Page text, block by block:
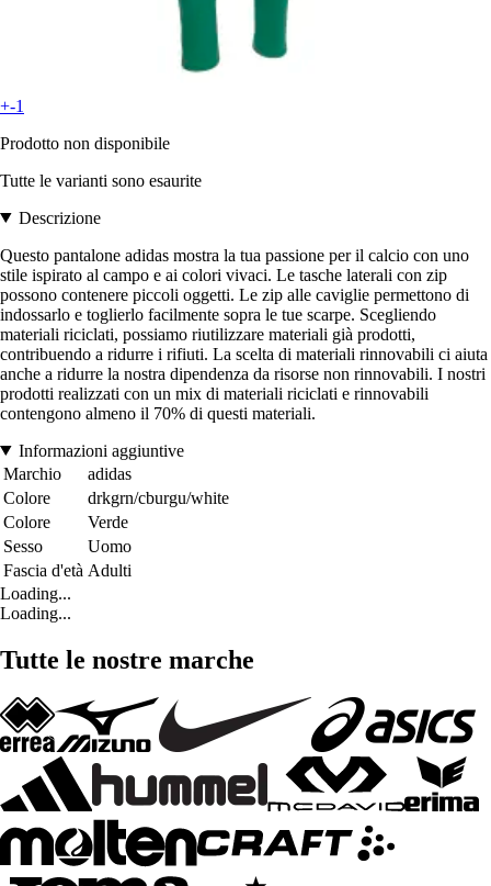
+-1
Prodotto non disponibile
Tutte le varianti sono esaurite
Descrizione
Questo pantalone adidas mostra la tua passione per il calcio con uno
stile ispirato al campo e ai colori vivaci. Le tasche laterali con zip
possono contenere piccoli oggetti. Le zip alle caviglie permettono di
indossarlo e toglierlo facilmente sopra le tue scarpe. Scegliendo
materiali riciclati, possiamo riutilizzare materiali già prodotti,
contribuendo a ridurre i rifiuti. La scelta di materiali rinnovabili ci aiuta
anche a ridurre la nostra dipendenza da risorse non rinnovabili. I nostri
prodotti realizzati con un mix di materiali riciclati e rinnovabili
contengono almeno il 70% di questi materiali.
Informazioni aggiuntive
Marchio
adidas
Colore
drkgrn/cburgu/white
Colore
Verde
Sesso
Uomo
Fascia d'età Adulti
Loading...
Loading...
Tutte le nostre marche